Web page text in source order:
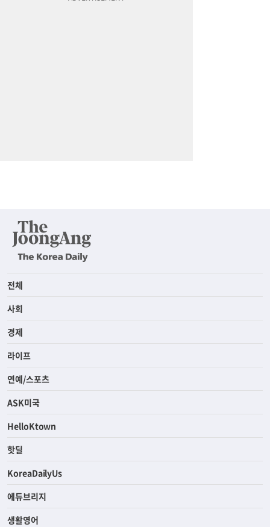
전체
사회
경제
라이프
연예/스포츠
ASK미국
HelloKtown
핫딜
KoreaDailyUs
에듀브리지
생활영어